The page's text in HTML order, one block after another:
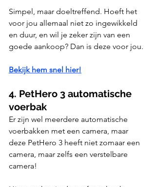
Simpel, maar doeltreffend. Hoeft het
voor jou allemaal niet zo ingewikkeld
en duur, en wil je zeker zijn van een
goede aankoop? Dan is deze voor jou.
Bekijk hem snel hier!
4. PetHero 3 automatische
voerbak
Er zijn wel meerdere automatische
voerbakken met een camera, maar
deze PetHero 3 heeft niet zomaar een
camera, maar zelfs een verstelbare
camera!